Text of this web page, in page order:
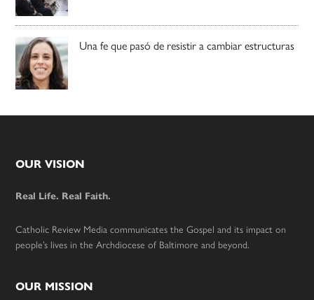
Una fe que pasó de resistir a cambiar estructuras
Footer
OUR VISION
Real Life. Real Faith.
Catholic Review Media communicates the Gospel and its impact on
people’s lives in the Archdiocese of Baltimore and beyond.
OUR MISSION